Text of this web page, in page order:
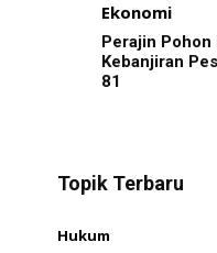
Ekonomi
Perajin Pohon
Kebanjiran
81
Topik Terbaru
Hukum